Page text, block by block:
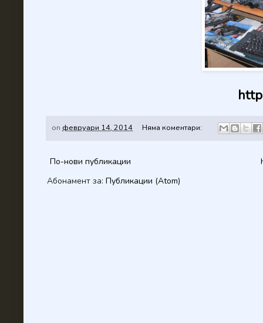
on февруари 14, 2014 Няма коментари:
По-нови публикации
Абонамент за: Публикации (Atom)